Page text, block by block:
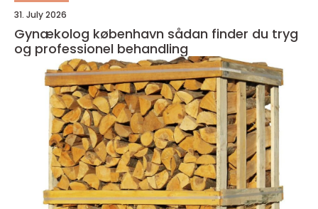
31. July 2026
Gynækolog københavn sådan finder du tryg
og professionel behandling